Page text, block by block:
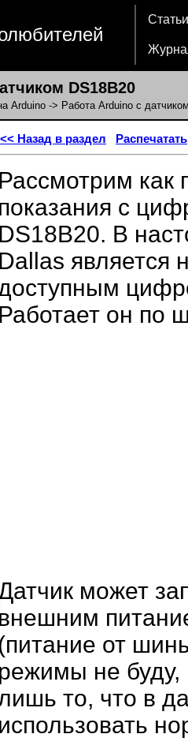
Статьи
DS18B20
Arduino -> Работа Arduino с
<< Назад в раздел Распечатать
Рассмотрим как
показания с
DS18B20. В
Dallas является
доступным
Работает он по
может
внешним
от
режимы не буду,
лишь то, что в
использовать